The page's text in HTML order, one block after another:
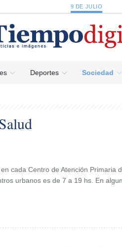
9 DE JULIO
Deportes Sociedad
cada Centro de Atención Primaria
urbanos es de 7 a 19 hs. En